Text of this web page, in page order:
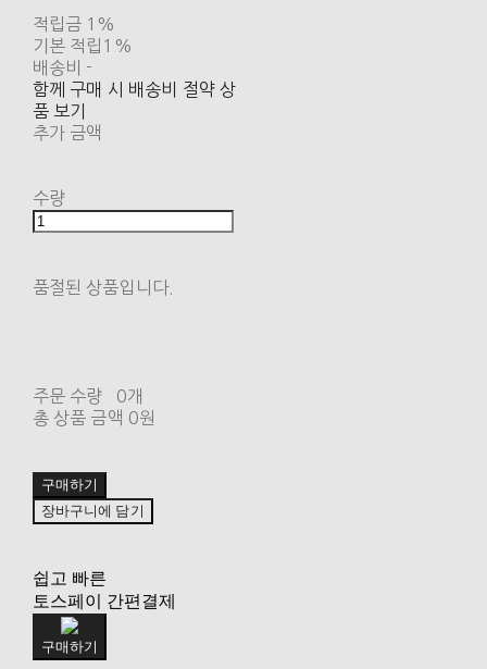
적립금 1%
기본 적립 1%
배송비 -
함께 구매 시 배송비 절약 상
품 보기
추가 금액
수량
품절된 상품입니다.
주문 수량
0개
총 상품 금액 0원
구매하기
장바구니에 담기
쉽고 빠른
토스페이 간편결제
구매하기